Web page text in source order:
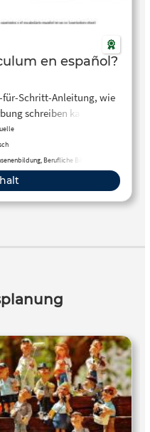
en español?
für-Schritt-Anleitung, wie
schreiben kannst.
Berufliche Bildung